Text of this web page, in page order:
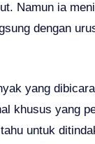
Namun ia
dengan
yang
khusus yang
untuk